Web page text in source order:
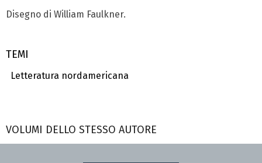
Disegno di William Faulkner.
TEMI
Letteratura nordamericana
VOLUMI DELLO STESSO AUTORE